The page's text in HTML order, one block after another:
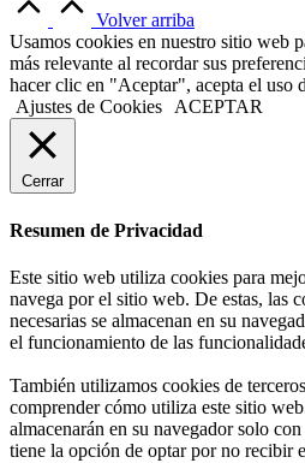
Volver arriba
Usamos cookies en nuestro sitio web
más relevante al recordar sus
hacer clic en "Aceptar", acepta el uso
Ajustes de Cookies ACEPTAR
Cerrar
Resumen de Privacidad
Este sitio web utiliza cookies para
navega por el sitio web. De estas, las
necesarias se almacenan en su
el funcionamiento de las
También utilizamos cookies de
comprender cómo utiliza este sitio
almacenarán en su navegador solo
tiene la opción de optar por no recibir